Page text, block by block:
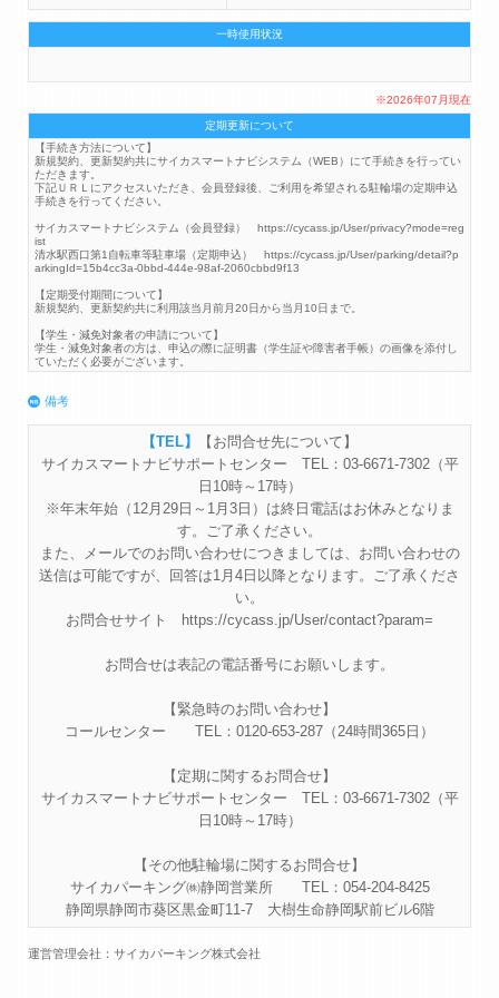
一時使用状況
※2026年07月現在
定期更新について
【手続き方法について】
新規契約、更新契約共にサイカスマートナビシステム（WEB）にて手続きを行ってい
ただきます。
下記ＵＲＬにアクセスいただき、会員登録後、ご利用を希望される駐輪場の定期申込
手続きを行ってください。
サイカスマートナビシステム（会員登録） https://cycass.jp/User/privacy?mode=reg
ist
清水駅西口第1自転車等駐車場（定期申込） https://cycass.jp/User/parking/detail?p
arkingId=15b4cc3a-0bbd-444e-98af-2060cbbd9f13
【定期受付期間について】
新規契約、更新契約共に利用該当月前月20日から当月10日まで。
【学生・減免対象者の申請について】
学生・減免対象者の方は、申込の際に証明書（学生証や障害者手帳）の画像を添付し
ていただく必要がございます。
備考
【お問合せ先について】
サイカスマートナビサポートセンター TEL：03-6671-7302（平
日10時～17時）
※年末年始（12月29日～1月3日）は終日電話はお休みとなりま
す。ご了承ください。
また、メールでのお問い合わせにつきましては、お問い合わせの
送信は可能ですが、回答は1月4日以降となります。ご了承くださ
い。
お問合せサイト https://cycass.jp/User/contact?param=
お問合せは表記の電話番号にお願いします。
【緊急時のお問い合わせ】
コールセンター TEL：0120-653-287（24時間365日）
【定期に関するお問合せ】
サイカスマートナビサポートセンター TEL：03-6671-7302（平
日10時～17時）
【その他駐輪場に関するお問合せ】
サイカパーキング㈱静岡営業所 TEL：054-204-8425
静岡県静岡市葵区黒金町11-7 大樹生命静岡駅前ビル6階
運営管理会社：サイカパーキング株式会社